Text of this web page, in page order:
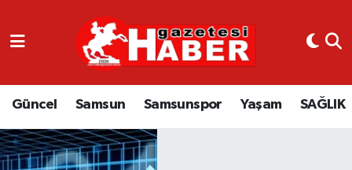
Güncel Samsun Samsunspor Yaşam SAĞLIK
GÜNCEL
SAMSUN
SAMSUNSPOR